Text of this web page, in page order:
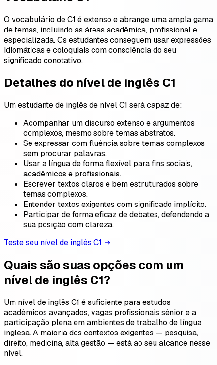
O vocabulário de C1 é extenso e abrange uma ampla gama
de temas, incluindo as áreas acadêmica, profissional e
especializada. Os estudantes conseguem usar expressões
idiomáticas e coloquiais com consciência do seu
significado conotativo.
Detalhes do nível de inglês C1
Um estudante de inglês de nível C1 será capaz de:
Acompanhar um discurso extenso e argumentos
complexos, mesmo sobre temas abstratos.
Se expressar com fluência sobre temas complexos
sem procurar palavras.
Usar a língua de forma flexível para fins sociais,
acadêmicos e profissionais.
Escrever textos claros e bem estruturados sobre
temas complexos.
Entender textos exigentes com significado implícito.
Participar de forma eficaz de debates, defendendo a
sua posição com clareza.
Teste seu nível de inglês C1 →
Quais são suas opções com um
nível de inglês C1?
Um nível de inglês C1 é suficiente para estudos
acadêmicos avançados, vagas profissionais sênior e a
participação plena em ambientes de trabalho de língua
inglesa. A maioria dos contextos exigentes — pesquisa,
direito, medicina, alta gestão — está ao seu alcance nesse
nível.